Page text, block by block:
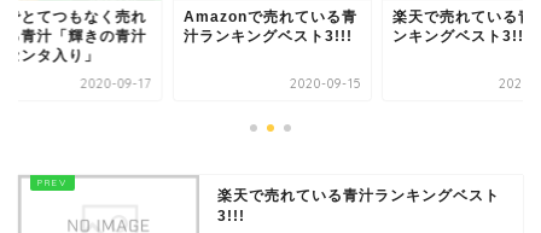
でとてつもなく売れ
る青汁「輝きの青汁
センタ入り」
2020-09-17
Amazonで売れている青
汁ランキングベスト3!!!
2020-09-15
楽天で売れている青
ンキングベスト3!!!
2020-
楽天で売れている青汁ランキングベスト
3!!!